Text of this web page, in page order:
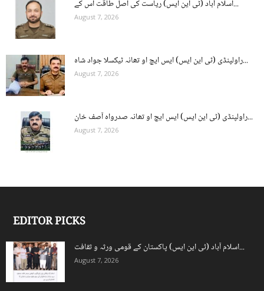
اسلام آباد (ٹی این ایس) ریاست کی اصل طاقت اس کے...
August 7, 2026
راولپنڈی (ٹی این ایس) ایس ایچ او تھانہ ٹیکسلا جواد شاہ...
August 7, 2026
راولپنڈی (ٹی این ایس) ایس ایچ او تھانہ صدرواہ آصف خان...
August 7, 2026
EDITOR PICKS
اسلام آباد (ٹی این ایس) پاکستان کے قومی ورثہ و ثقافت...
August 7, 2026